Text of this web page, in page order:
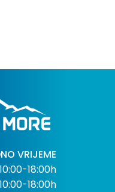
VRIJEME
18:00h
18:00h